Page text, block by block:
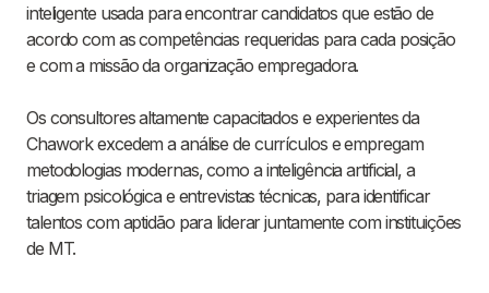
inteligente usada para encontrar candidatos que estão de
acordo com as competências requeridas para cada posição
e com a missão da organização empregadora.
Os consultores altamente capacitados e experientes da
Chawork excedem a análise de currículos e empregam
metodologias modernas, como a inteligência artificial, a
triagem psicológica e entrevistas técnicas, para identificar
talentos com aptidão para liderar juntamente com instituições
de MT.